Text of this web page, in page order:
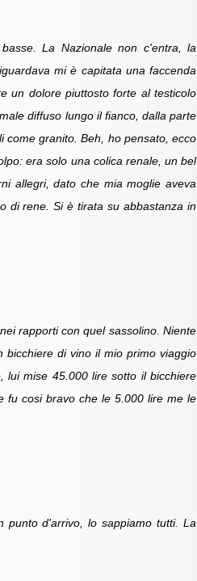
La Nazionale non c'entra, la
mi è capitata una faccenda
un dolore piuttosto forte al testicolo
diffuso lungo il fianco, dalla parte
come granito. Beh, ho pensato, ecco
era solo una colica renale, un bel
allegri, dato che mia moglie aveva
di rene. Si è tirata su abbastanza in
rapporti con quel sassolino. Niente
di vino il mio primo viaggio
lui mise 45.000 lire sotto il bicchiere
fu cosi bravo che le 5.000 lire me le
d'arrivo, lo sappiamo tutti. La